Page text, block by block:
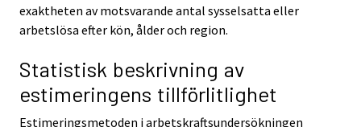
exaktheten av motsvarande antal sysselsatta eller
arbetslösa efter kön, ålder och region.
Statistisk beskrivning av
estimeringens tillförlitlighet
Estimeringsmetoden i arbetskraftsundersökningen